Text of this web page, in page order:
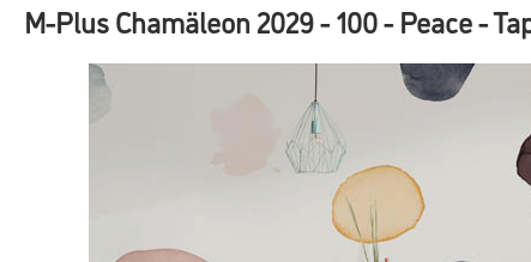
M-Plus Chamäleon 2029 - 100 - Peace -